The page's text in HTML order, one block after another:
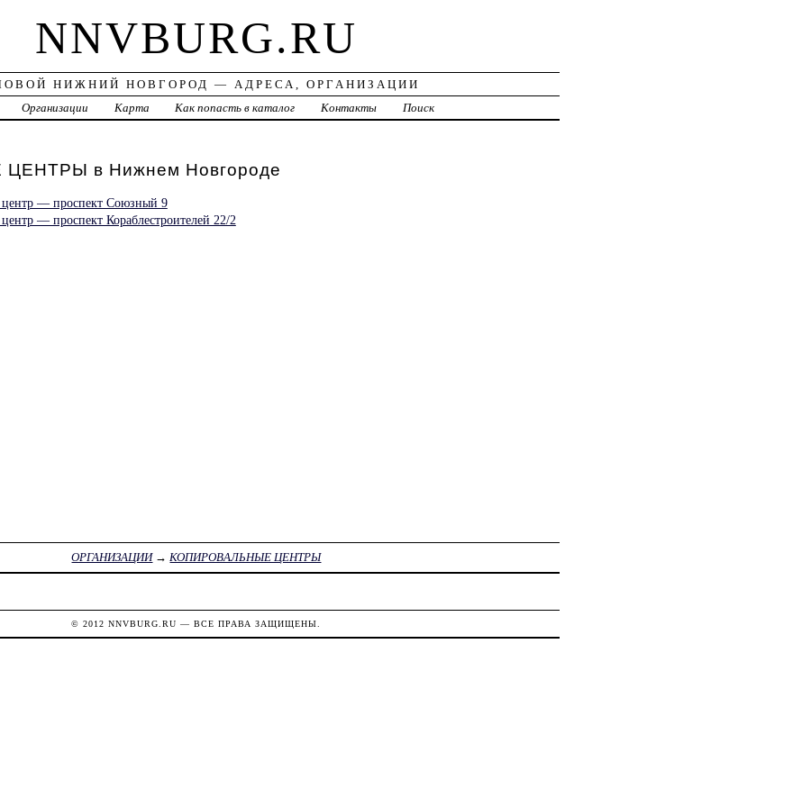
NNVBURG.RU
НИЖНИЙ НОВГОРОД — АДРЕСА, ОРГАНИЗАЦИИ
Организации Карта Как попасть в каталог Контакты Поиск
в Нижнем Новгороде
центр — проспект Союзный 9
— проспект Кораблестроителей 22/2
ОРГАНИЗАЦИИ→КОПИРОВАЛЬНЫЕ ЦЕНТРЫ
© 2012NNVBURG.RU — ВСЕ ПРАВА ЗАЩИЩЕНЫ.